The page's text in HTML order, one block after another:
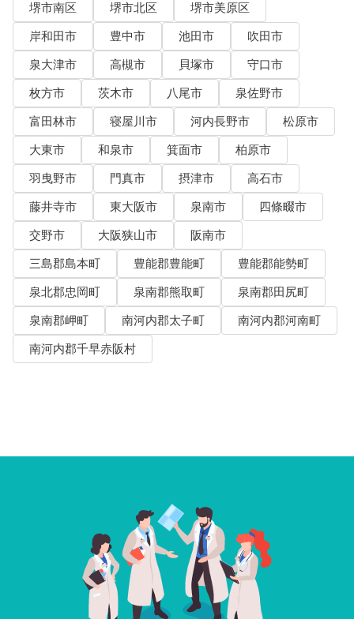
堺市南区
堺市北区
堺市美原区
岸和田市
豊中市 池田市
吹田市
泉大津市
高槻市 貝塚市
守口市
枚方市
茨木市 八尾市
泉佐野市
富田林市
寝屋川市 河内長野市
松原市
大東市
和泉市 箕面市
柏原市
羽曳野市
門真市 摂津市
高石市
藤井寺市
東大阪市 泉南市
四條畷市
交野市
大阪狭山市
阪南市
三島郡島本町
豊能郡豊能町
豊能郡能勢町
泉北郡忠岡町
泉南郡熊取町
泉南郡田尻町
泉南郡岬町
南河内郡太子町
南河内郡河南町
南河内郡千早赤阪村